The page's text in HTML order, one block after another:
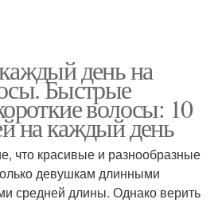
день на
Быстрые
волосы: 10
на каждый день
что красивые и разнообразные
девушкам длинными
средней длины. Однако верить